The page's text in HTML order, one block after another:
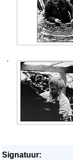
·
Signatuur: